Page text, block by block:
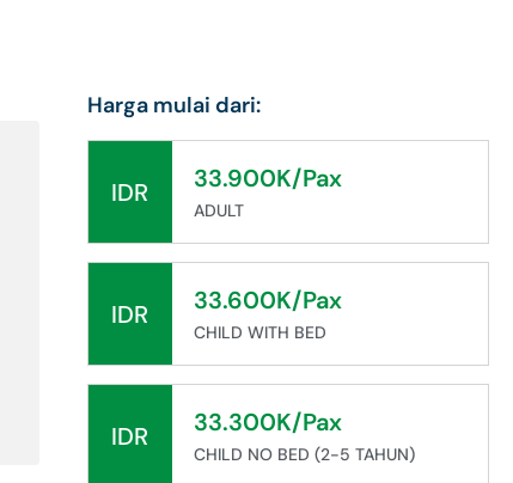
Harga mulai dari:
IDR 33.900K/Pax
ADULT
IDR 33.600K/Pax
CHILD WITH BED
IDR 33.300K/Pax
CHILD NO BED (2-5 TAHUN)